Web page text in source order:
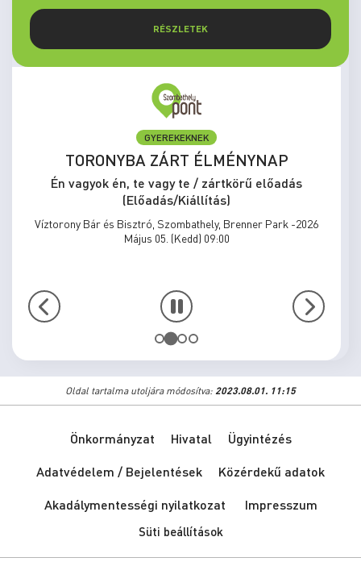
RÉSZLETEK
GYEREKEKNEK
TORONYBA ZÁRT ÉLMÉNYNAP
Én vagyok én, te vagy te / zártkörű előadás
(Előadás/Kiállítás)
Víztorony Bár és Bisztró, Szombathely, Brenner Park -2026
Május 05. (Kedd) 09:00
Oldal tartalma utoljára módosítva: 2023.08.01. 11:15
Önkormányzat Hivatal
Ügyintézés
Adatvédelem / Bejelentések
Közérdekű adatok
Akadálymentességi nyilatkozat
Impresszum
Süti beállítások